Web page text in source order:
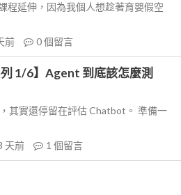
程延伸，因為我個人想趁著育嬰假空
前 0個留言
1/6】Agent 到底該怎麼測
其實還停留在評估 Chatbot。 準備一
天前 1 個留言